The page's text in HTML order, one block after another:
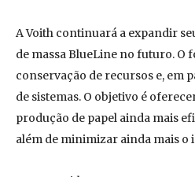
A Voith continuará a expandir
de massa BlueLine no futuro. O
conservação de recursos e, em
de sistemas. O objetivo é
produção de papel ainda mais
além de minimizar ainda mais o